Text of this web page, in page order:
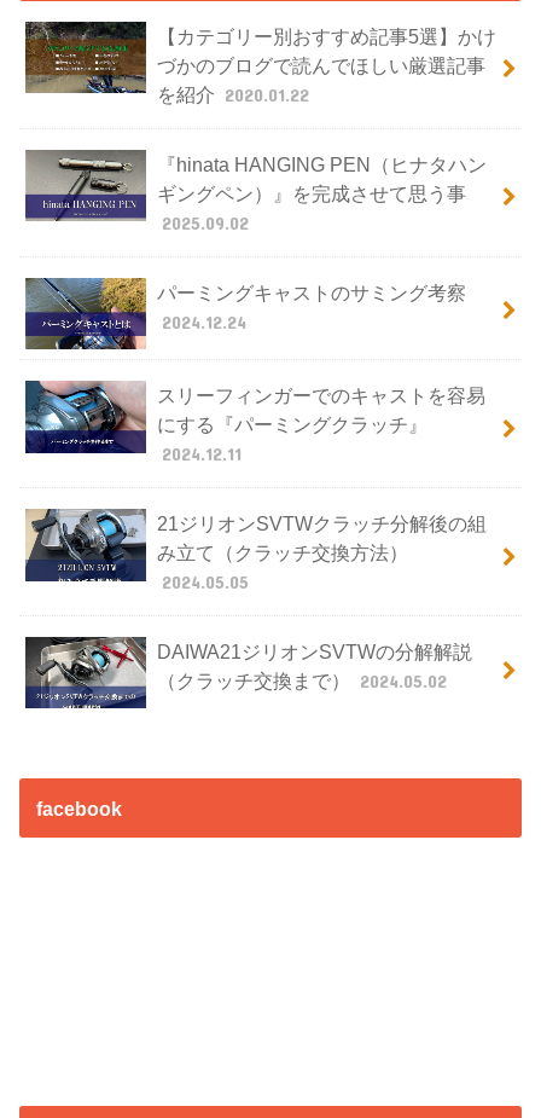
【カテゴリー別おすすめ記事5選】かけ
づかのブログで読んでほしい厳選記事
を紹介 2020.01.22
『hinata HANGING PEN（ヒナタハン
ギングペン）』を完成させて思う事
2025.09.02
パーミングキャストのサミング考察
2024.12.24
スリーフィンガーでのキャストを容易
にする『パーミングクラッチ』
2024.12.11
21ジリオンSVTWクラッチ分解後の組
み立て（クラッチ交換方法）
2024.05.05
DAIWA21ジリオンSVTWの分解解説
（クラッチ交換まで）
2024.05.02
facebook